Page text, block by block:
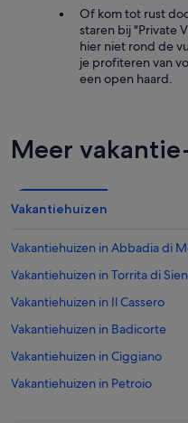
Of kom tot rust
staren bij "Private
hier niet rond de
je profiteren van
een open haard.
Meer
Vakantiehuizen
Vakantiehuizen in Abbadia di
Vakantiehuizen in Torrita di
Vakantiehuizen in Il Cassero
Vakantiehuizen in Badicorte
Vakantiehuizen in Ciggiano
Vakantiehuizen in Petroio